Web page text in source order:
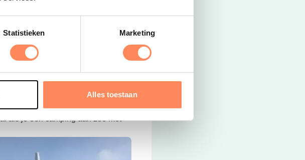
Statistieken Marketing
Alles toestaan
tab
buitenspeeltuin vol waterplezier en
als je een camping aan zee met